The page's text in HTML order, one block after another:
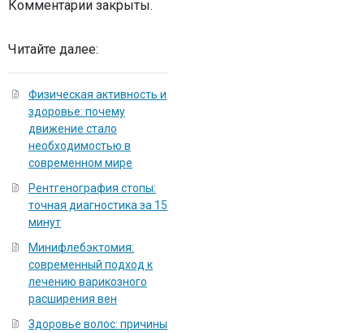
Комментарии закрыты.
Читайте далее:
Физическая активность и
здоровье: почему
движение стало
необходимостью в
современном мире
Рентгенография стопы:
точная диагностика за 15
минут
Минифлебэктомия:
современный подход к
лечению варикозного
расширения вен
Здоровье волос: причины